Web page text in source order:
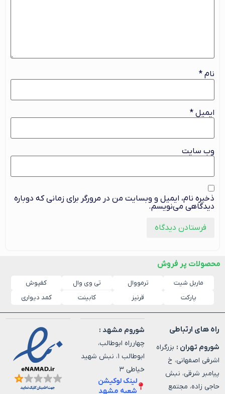
نام *
ایمیل *
وب‌ سایت
ذخیره نام، ایمیل و وبسایت من در مرورگر برای زمانی که دوباره
دیدگاهی می‌نویسم.
محصولات پر فروش
ماربل شیت ترمووال تی وی وال
کفپوش
پارکت
قرنیز کابینت کمد دیواری
راه های ارتباطی
شوروم تهران : بزرگراه
اشرفی اصفهانی، خ
پیامبر شرقی، نبش
حاجی زاده، مجتمع
شوروم مشهد :
چهارراه ابوطالب،
ابوطالب ۱، نبش شهید
خیاطی ۳
لینک لوکیشن
شعبه مشهد